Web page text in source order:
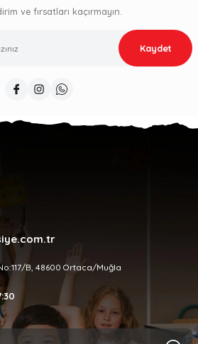
ve fırsatları kaçırmayın.
Kaydet
B, 48600 Ortaca/Muğla